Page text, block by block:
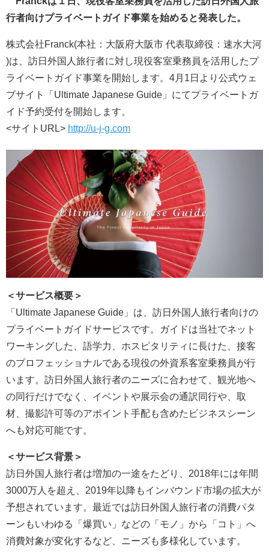
行者向けプライベートガイド事業を始めると発表した。
株式会社Franck(本社：大阪府大阪市 代表取締役：速水大河
)は、訪日外国人旅行者に対し現役客室乗務員を活用したプ
ライベートガイド事業を開始します。4月1日より公式ウェ
ブサイト「Ultimate Japanese Guide」にてプライベートガ
イド予約受付を開始します。
<サイトURL> http://u-j-g.com
＜サービス概要 ＞
「Ultimate Japanese Guide」は、訪日外国人旅行者向けの
プライベートガイドサービスです。ガイドは当社でネット
ワーキングした、語学力、ホスピタリティに長けた、接客
のプロフェッショナルである現役の外資系客室乗務員が行
います。訪日外国人旅行者のニーズに合わせて、観光地へ
の同行だけでなく、イベントや展示会の通訳同行や、取
材、撮影許可等のアポイント手配も含めたビジネスシーン
へも対応可能です。
＜サービス背景 ＞
訪日外国人旅行者は増加の一途をたどり、2018年には年間
3000万人を超え、2019年以降もインバウンド市場の拡大が
予想されています。最近では訪日外国人旅行者の消費パタ
ーンもいわゆる「爆買い」などの「モノ」から「コト」へ
消費対象が変化するなど、ニーズも多様化しています。